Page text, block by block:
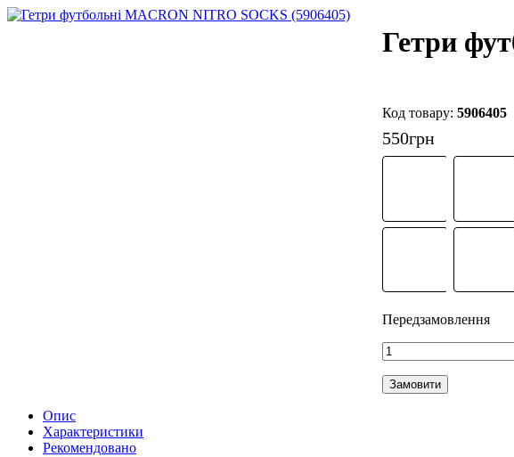
Гетри
5906405
550грн
Замовити
Опис
Характеристики
Рекомендовано